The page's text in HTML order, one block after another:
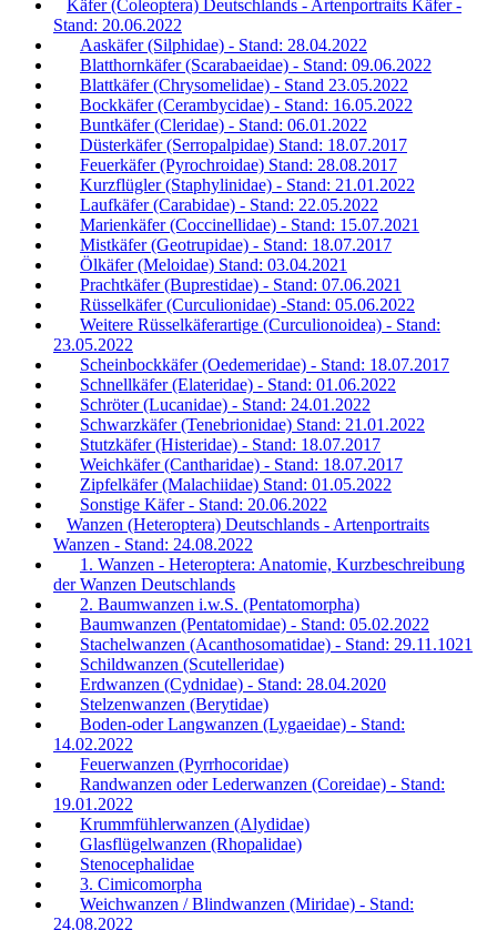
Käfer (Coleoptera) Deutschlands - Artenportraits Käfer -
Stand: 20.06.2022
Aaskäfer (Silphidae) - Stand: 28.04.2022
Blatthornkäfer (Scarabaeidae) - Stand: 09.06.2022
Blattkäfer (Chrysomelidae) - Stand 23.05.2022
Bockkäfer (Cerambycidae) - Stand: 16.05.2022
Buntkäfer (Cleridae) - Stand: 06.01.2022
Düsterkäfer (Serropalpidae) Stand: 18.07.2017
Feuerkäfer (Pyrochroidae) Stand: 28.08.2017
Kurzflügler (Staphylinidae) - Stand: 21.01.2022
Laufkäfer (Carabidae) - Stand: 22.05.2022
Marienkäfer (Coccinellidae) - Stand: 15.07.2021
Mistkäfer (Geotrupidae) - Stand: 18.07.2017
Ölkäfer (Meloidae) Stand: 03.04.2021
Prachtkäfer (Buprestidae) - Stand: 07.06.2021
Rüsselkäfer (Curculionidae) -Stand: 05.06.2022
Weitere Rüsselkäferartige (Curculionoidea) - Stand:
23.05.2022
Scheinbockkäfer (Oedemeridae) - Stand: 18.07.2017
Schnellkäfer (Elateridae) - Stand: 01.06.2022
Schröter (Lucanidae) - Stand: 24.01.2022
Schwarzkäfer (Tenebrionidae) Stand: 21.01.2022
Stutzkäfer (Histeridae) - Stand: 18.07.2017
Weichkäfer (Cantharidae) - Stand: 18.07.2017
Zipfelkäfer (Malachiidae) Stand: 01.05.2022
Sonstige Käfer - Stand: 20.06.2022
Wanzen (Heteroptera) Deutschlands - Artenportraits
Wanzen - Stand: 24.08.2022
1. Wanzen - Heteroptera: Anatomie, Kurzbeschreibung
der Wanzen Deutschlands
2. Baumwanzen i.w.S. (Pentatomorpha)
Baumwanzen (Pentatomidae) - Stand: 05.02.2022
Stachelwanzen (Acanthosomatidae) - Stand: 29.11.1021
Schildwanzen (Scutelleridae)
Erdwanzen (Cydnidae) - Stand: 28.04.2020
Stelzenwanzen (Berytidae)
Boden-oder Langwanzen (Lygaeidae) - Stand:
14.02.2022
Feuerwanzen (Pyrrhocoridae)
Randwanzen oder Lederwanzen (Coreidae) - Stand:
19.01.2022
Krummfühlerwanzen (Alydidae)
Glasflügelwanzen (Rhopalidae)
Stenocephalidae
3. Cimicomorpha
Weichwanzen / Blindwanzen (Miridae) - Stand:
24.08.2022